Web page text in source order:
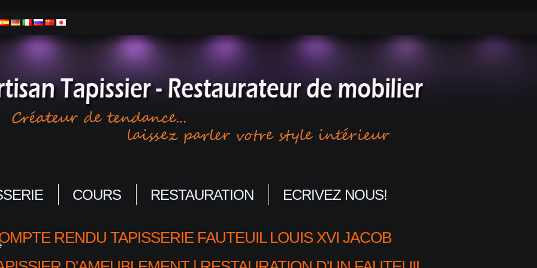
COURS RESTAURATION ECRIVEZ NOUS!
RENDU TAPISSERIE FAUTEUIL LOUIS XVI JACOB